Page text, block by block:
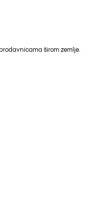
širom zemlje.